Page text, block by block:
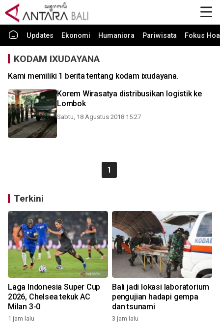
Updates Ekonomi Humaniora Pariwisata Fokus
KODAM IXUDAYANA
Kami memiliki 1 berita tentang kodam ixudayana.
Korem Wirasatya distribusikan logistik ke
Lombok
Sabtu, 18 Agustus 2018 15:27
1
Terkini
Laga Indonesia Super Cup
2026, Chelsea tekuk AC
Milan 3-0
1 jam lalu
Bali jadi lokasi laboratorium
pengujian hadapi gempa
dan tsunami
3 jam lalu